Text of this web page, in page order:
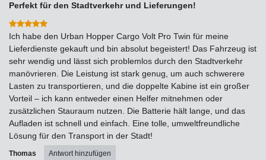
Perfekt für den Stadtverkehr und Lieferungen!
Ich habe den Urban Hopper Cargo Volt Pro Twin für meine
Lieferdienste gekauft und bin absolut begeistert! Das Fahrzeug ist
sehr wendig und lässt sich problemlos durch den Stadtverkehr
manövrieren. Die Leistung ist stark genug, um auch schwerere
Lasten zu transportieren, und die doppelte Kabine ist ein großer
Vorteil – ich kann entweder einen Helfer mitnehmen oder
zusätzlichen Stauraum nutzen. Die Batterie hält lange, und das
Aufladen ist schnell und einfach. Eine tolle, umweltfreundliche
Lösung für den Transport in der Stadt!
Thomas Antwort hinzufügen